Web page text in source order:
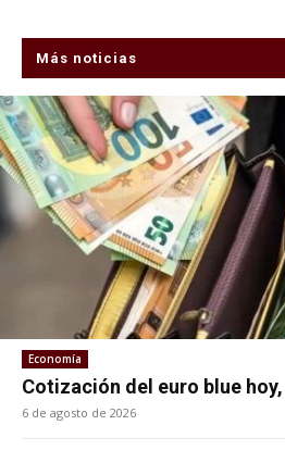
Más noticias
Economía
Cotización del euro blue
6 de agosto de 2026